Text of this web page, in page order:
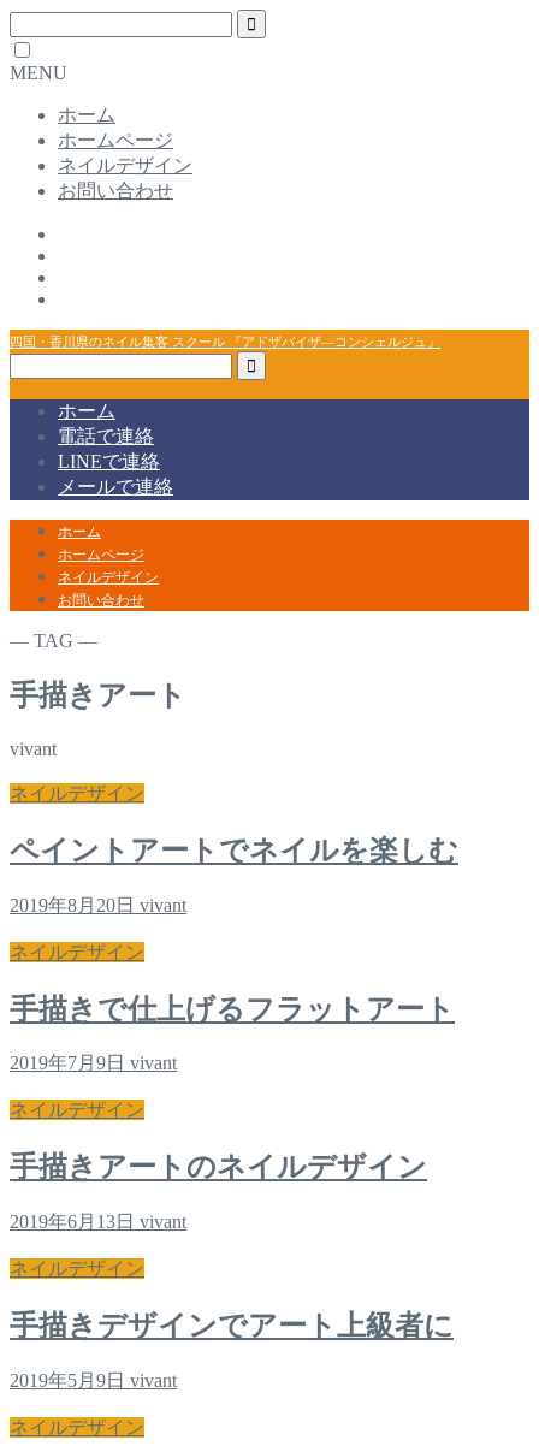
MENU
ホーム
ホームページ
ネイルデザイン
お問い合わせ
四国・香川県のネイル集客 スクール 『アドザバイザ―コンシェルジュ』
ホーム
電話で連絡
LINEで連絡
メールで連絡
ホーム
ホームページ
ネイルデザイン
お問い合わせ
― TAG ―
手描きアート
vivant
ネイルデザイン
ペイントアートでネイルを楽しむ
2019年8月20日 vivant
ネイルデザイン
手描きで仕上げるフラットアート
2019年7月9日 vivant
ネイルデザイン
手描きアートのネイルデザイン
2019年6月13日 vivant
ネイルデザイン
手描きデザインでアート上級者に
2019年5月9日 vivant
ネイルデザイン